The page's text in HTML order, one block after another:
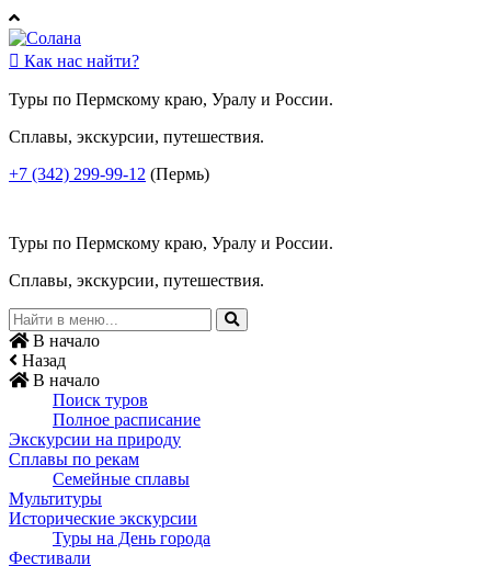
 Как нас найти?
Туры по Пермскому краю, Уралу и России.
Сплавы, экскурсии, путешествия.
+7 (342) 299-99-12 (Пермь)
Туры по Пермскому краю, Уралу и России.
Сплавы, экскурсии, путешествия.
В начало
Назад
В начало
Поиск туров
Полное расписание
Экскурсии на природу
Сплавы по рекам
Семейные сплавы
Мультитуры
Исторические экскурсии
Туры на День города
Фестивали